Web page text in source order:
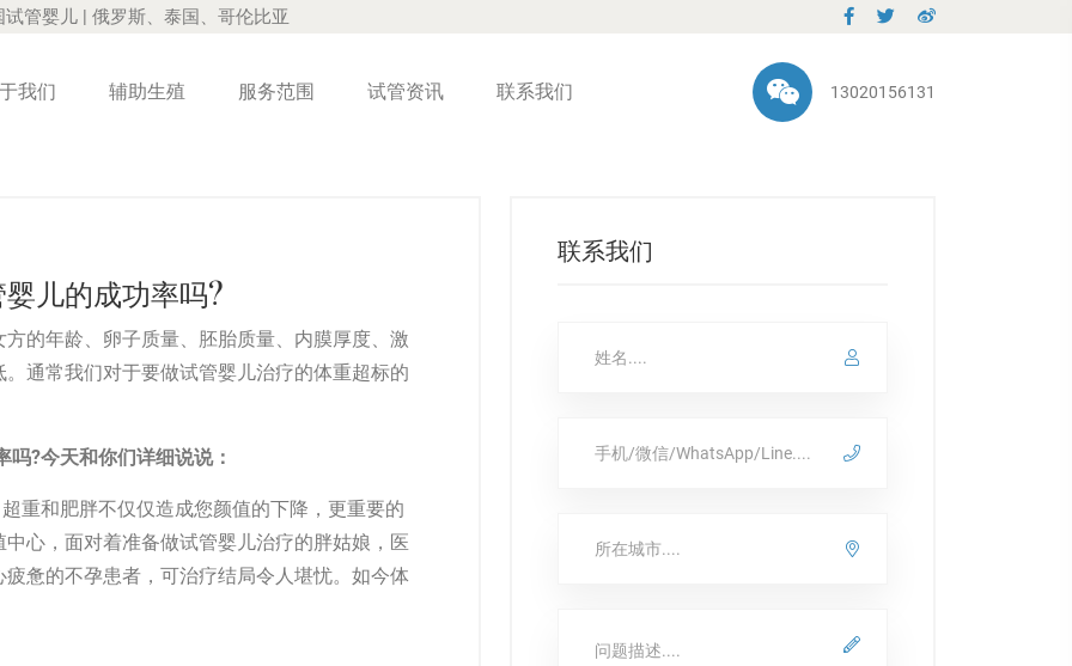
试管婴儿 | 俄罗斯、泰国、哥伦比亚
我们 辅助生殖 服务范围 试管资讯 联系我们 13020156131
儿的成功率吗?
的年龄、卵子质量、胚胎质量、内膜厚度、激
通常我们对于要做试管婴儿治疗的体重超标的
?今天和你们详细说说：
重和肥胖不仅仅造成您颜值的下降，更重要的
心，面对着准备做试管婴儿治疗的胖姑娘，医
惫的不孕患者，可治疗结局令人堪忧。如今体
联系我们